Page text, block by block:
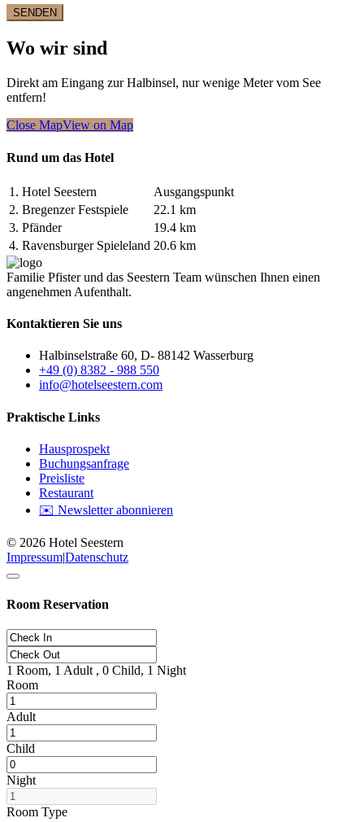
SENDEN
Wo wir sind
Direkt am Eingang zur Halbinsel, nur wenige Meter vom See
entfern!
Close MapView on Map
Rund um das Hotel
1. Hotel Seestern
Ausgangspunkt
2. Bregenzer Festspiele
22.1 km
3. Pfänder
19.4 km
4. Ravensburger Spieleland 20.6 km
Familie Pfister und das Seestern Team wünschen Ihnen einen
angenehmen Aufenthalt.
Kontaktieren Sie uns
Halbinselstraße 60, D- 88142 Wasserburg
+49 (0) 8382 - 988 550
info@hotelseestern.com
Praktische Links
Hausprospekt
Buchungsanfrage
Preisliste
Restaurant
✉️ Newsletter abonnieren
© 2026 Hotel Seestern
Impressum|Datenschutz
Room Reservation
1 Room, 1 Adult , 0 Child, 1 Night
Room
Adult
Child
Night
Room Type